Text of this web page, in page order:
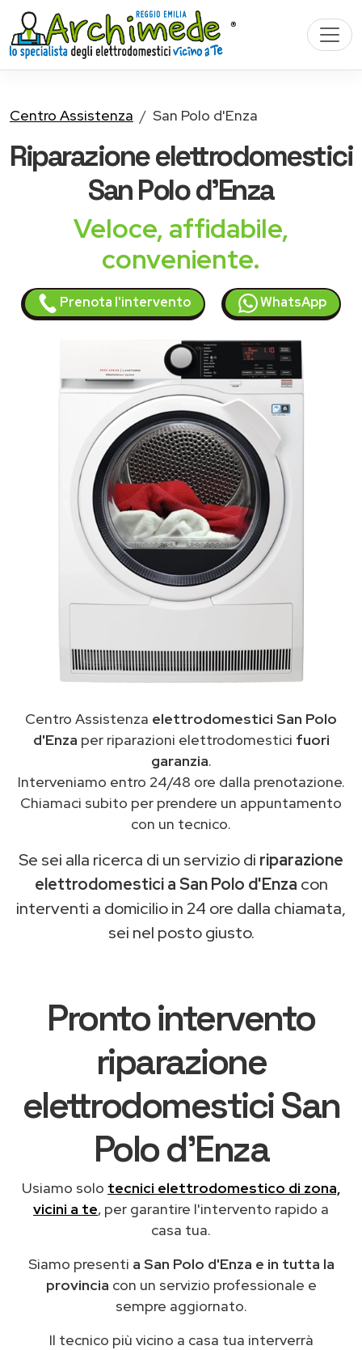
Centro Assistenza San Polo d'Enza
Riparazioneelettrodomestici
San Polo d'Enza
Veloce, affidabile,
conveniente.
Prenota l'intervento WhatsApp
Centro Assistenza elettrodomestici San Polo
d'Enza per riparazioni elettrodomestici fuori
garanzia.
Interveniamo entro 24/48 ore dalla prenotazione.
Chiamaci subito per prendere un appuntamento
con un tecnico.
Se sei alla ricerca di un servizio di riparazione
elettrodomestici a San Polo d'Enza con
interventi a domicilio in 24 ore dalla chiamata,
sei nel posto giusto.
Pronto intervento
riparazione
elettrodomestici San
Polo d'Enza
Usiamo solo tecnici elettrodomestico di zona,
vicini a te, per garantire l'intervento rapido a
casa tua.
Siamo presenti a San Polo d'Enza e in tutta la
provincia con un servizio professionale e
sempre aggiornato.
Il tecnico più vicino a casa tua interverrà